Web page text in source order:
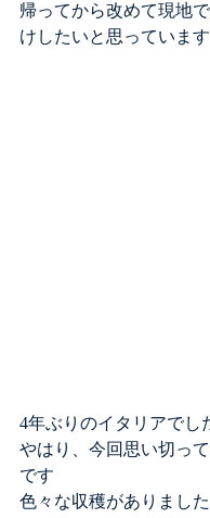
帰ってから改めて現地
けしたいと思っています
4年ぶりのイタリアで
やはり、今回思い切っ
です
色々な収穫がありました